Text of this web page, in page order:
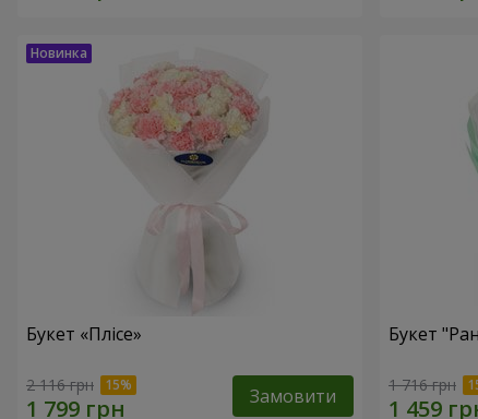
Букет «Плісе»
2 116 грн Замовити
Букет
1 716 грн